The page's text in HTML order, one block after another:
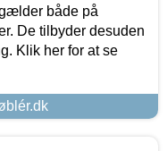
både på
De tilbyder desuden
Klik her for at se